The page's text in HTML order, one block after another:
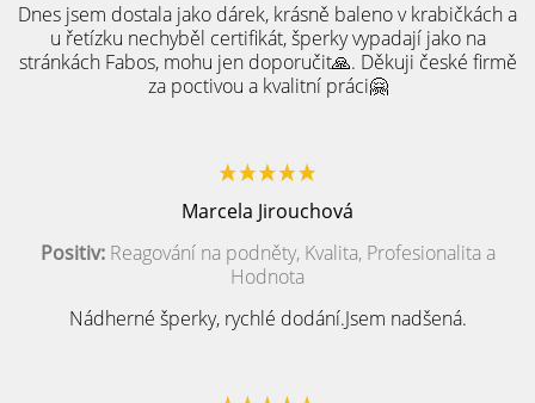
Dnes jsem dostala jako dárek, krásně baleno v krabičkách a
u řetízku nechyběl certifikát, šperky vypadají jako na
stránkách Fabos, mohu jen doporučit🙏. Děkuji české firmě
za poctivou a kvalitní práci🤗
Marcela Jirouchová
Positiv:Reagování na podněty, Kvalita, Profesionalita a
Hodnota
Nádherné šperky, rychlé dodání.Jsem nadšená.